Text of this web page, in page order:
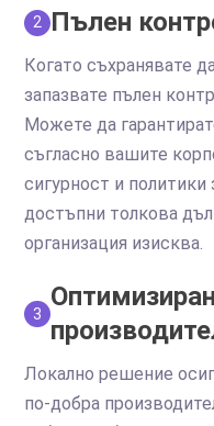
2 Пълен
Когато съхранявате
запазвате пълен
Можете да
съгласно вашите
сигурност и политики
достъпни толкова
организация изисква.
3
Локално решение
по-добра